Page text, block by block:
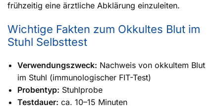
frühzeitig eine ärztliche Abklärung einzuleiten.
Wichtige Fakten zum Okkultes Blut im
Stuhl Selbsttest
Verwendungszweck: Nachweis von okkultem Blut
im Stuhl (immunologischer FIT-Test)
Probentyp: Stuhlprobe
Testdauer: ca. 10–15 Minuten